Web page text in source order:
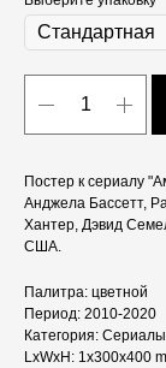
Постер к сериалу
Анджела Бассетт,
Хантер, Дэвид
США.
Палитра: цветной
Период: 2010-2020
Категория: Сериалы
LxWxH: 1x300x400